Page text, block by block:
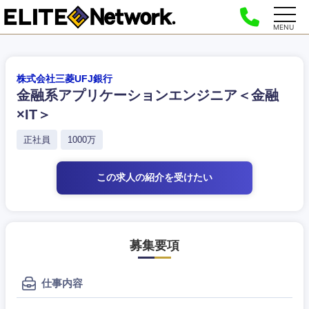
MENU
株式会社三菱UFJ銀行
金融系アプリケーションエンジニア＜金融
×IT＞
正社員 1000万
この求人の紹介を受けたい
募集要項
仕事内容